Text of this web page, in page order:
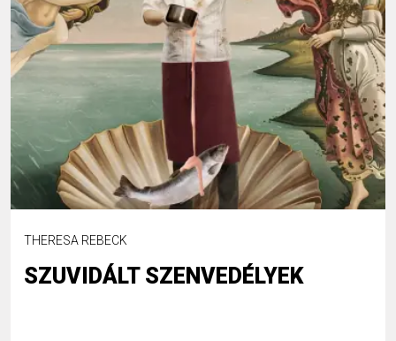
THERESA REBECK
SZUVIDÁLT SZENVEDÉLYEK